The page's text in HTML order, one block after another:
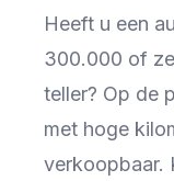
Heeft u een
300.000 of
teller? Op de
met hoge
verkoopbaar.